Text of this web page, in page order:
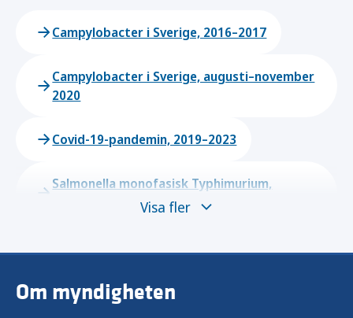
Campylobacter i Sverige, 2016–2017
Campylobacter i Sverige, augusti–november
2020
Covid-19-pandemin, 2019–2023
Salmonella monofasisk Typhimurium,
december 2021–juni 2022
Visa fler
Om myndigheten